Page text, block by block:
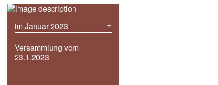
im Januar 2023 +
Versammlung vom
23.1.2023